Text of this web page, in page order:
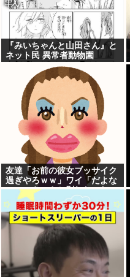
『みいちゃんと山田さん』と
ネット民 異常者動物園
友達「お前の彼女ブッサイク
過ぎやろｗｗ」ワイ「だよな
ｗｗｗさっさと別れたいわｗ
ｗｗ」